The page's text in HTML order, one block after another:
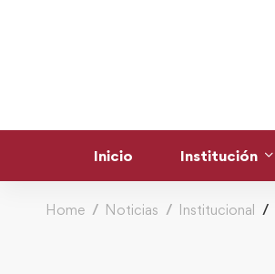
Inicio Institución
Home Noticias Institucional